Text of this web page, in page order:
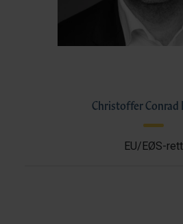
Christoffer Conrad
EU/EØS-rett